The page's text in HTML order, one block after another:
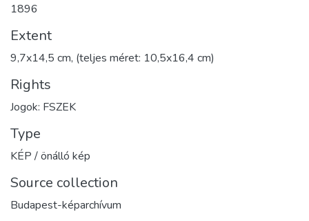
1896
Extent
9,7x14,5 cm, (teljes méret: 10,5x16,4 cm)
Rights
Jogok: FSZEK
Type
KÉP / önálló kép
Source collection
Budapest-képarchívum